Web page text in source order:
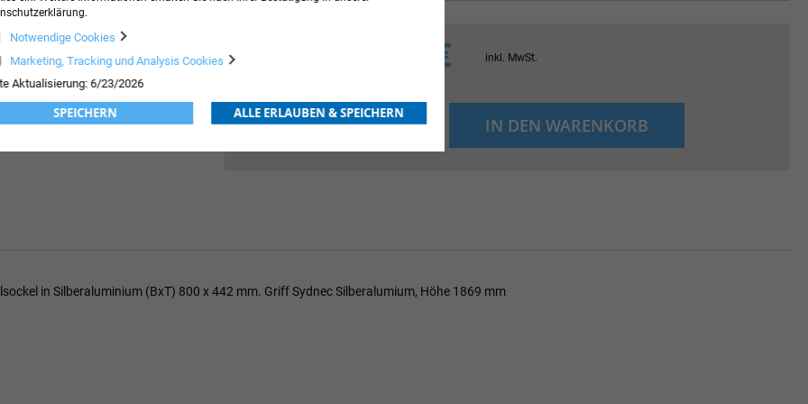
09517040
lieferbar !
761,60 € inkl. MwSt.
IN DEN WARENKORB
in Silberaluminium (BxT) 800 x 442 mm. Griff Sydnec Silberalumium, Höhe 1869 mm
Notwendige Cookies
Marketing, Tracking und Analysis Cookies
Aktualisierung: 6/23/2026
SPEICHERN ALLE ERLAUBEN & SPEICHERN